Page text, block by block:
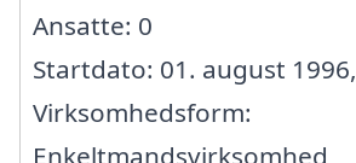
Ansatte: 0
Startdato: 01. august 1996,
Virksomhedsform:
Enkeltmandsvirksomhed